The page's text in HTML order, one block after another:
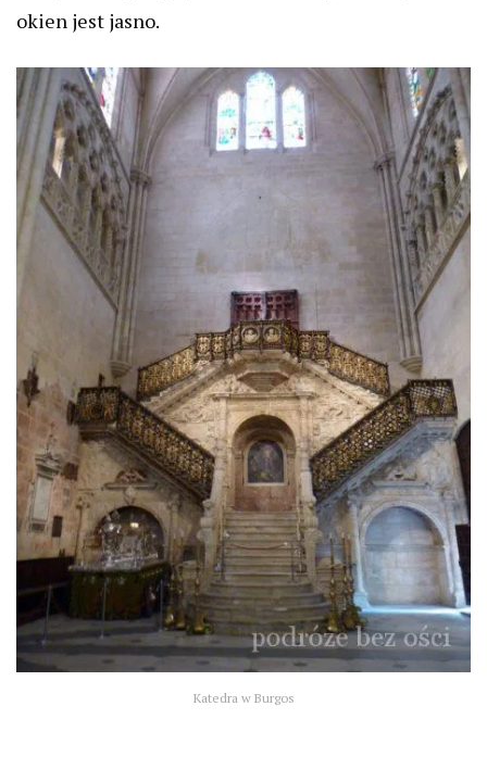
okien jest jasno.
Katedra w Burgos